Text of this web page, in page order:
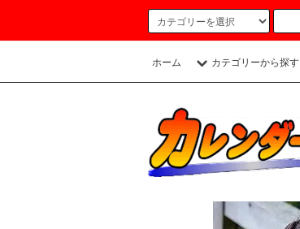
ホーム カテゴリーから探す